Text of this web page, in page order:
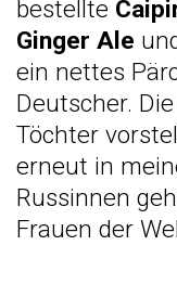
bestellte
Ginger Ale
ein nettes
Deutscher.
Töchter
erneut in
Russinnen
Frauen der